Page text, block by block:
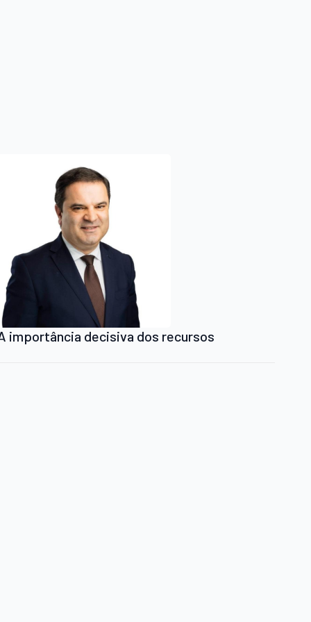
importância decisiva dos recursos